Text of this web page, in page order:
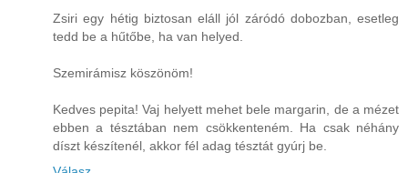
Zsiri egy hétig biztosan eláll jól záródó dobozban, esetleg
tedd be a hűtőbe, ha van helyed.
Szemirámisz köszönöm!
Kedves pepita! Vaj helyett mehet bele margarin, de a mézet
ebben a tésztában nem csökkenteném. Ha csak néhány
díszt készítenél, akkor fél adag tésztát gyúrj be.